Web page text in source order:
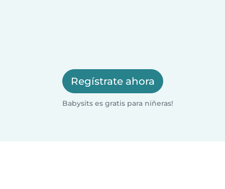
Regístrate ahora
Babysits es gratis para niñeras!